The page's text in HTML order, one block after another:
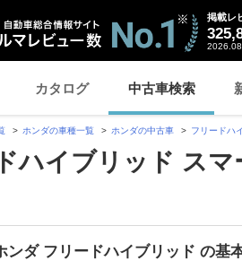
掲載レ
カタログ 中古車検索
ホンダの車種一覧 ホンダの中古車 フリードハ
ハイブリッド スマ
ンダ フリードハイブリッド の基